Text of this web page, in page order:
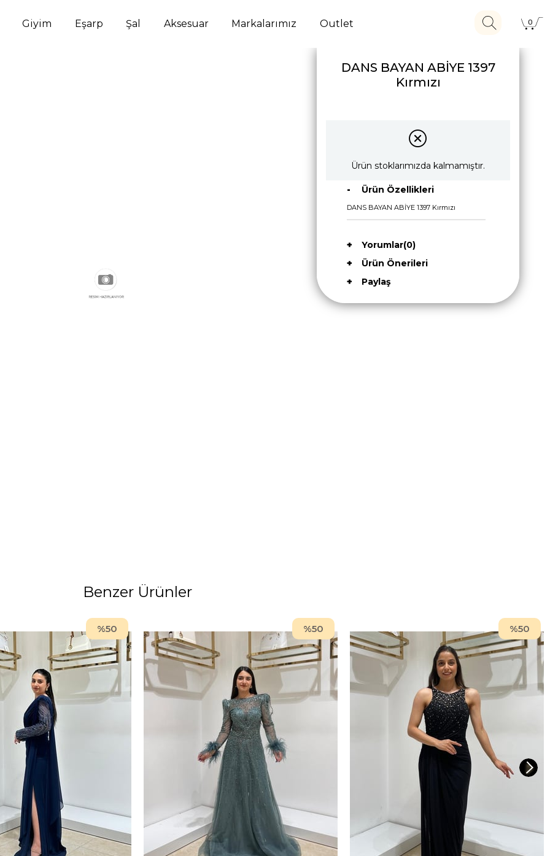
Giyim Eşarp Şal Aksesuar Markalarımız Outlet 0
DANS BAYAN ABİYE 1397
Kırmızı
Ürün stoklarımızda kalmamıştır.
Ürün Özellikleri
DANS BAYAN ABİYE 1397 Kırmızı
Yorumlar(0)
Ürün Önerileri
Paylaş
Benzer Ürünler
%50 %50 %50